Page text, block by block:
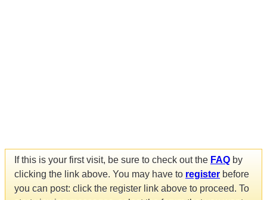
If this is your first visit, be sure to check out the FAQ by
clicking the link above. You may have to register before
you can post: click the register link above to proceed. To